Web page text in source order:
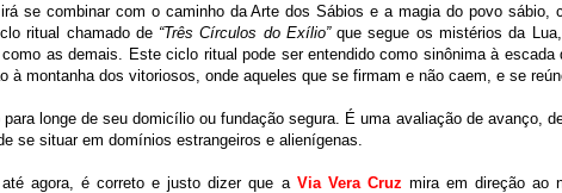
se combinar com o caminho da Arte dos Sábios e a magia do povo sábio,
ritual chamado de“Três Círculos do Exílio”que segue os mistérios da
as demais. Este ciclo ritual pode ser entendido como sinônima à escada
montanha dos vitoriosos, onde aqueles que se firmam e não caem, e se
longe de seu domicílio ou fundação segura. É uma avaliação de avanço,
se situar em domínios estrangeiros e alienígenas.
agora, é correto e justo dizer que a Via Vera Cruz mira em direção ao